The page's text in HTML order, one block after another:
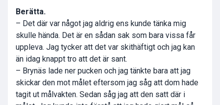
Berätta.
– Det där var något jag aldrig ens kunde tänka mig
skulle hända. Det är en sådan sak som bara vissa får
uppleva. Jag tycker att det var skithäftigt och jag kan
än idag knappt tro att det är sant.
– Brynäs lade ner pucken och jag tänkte bara att jag
skickar den mot målet eftersom jag såg att dom hade
tagit ut målvakten. Sedan såg jag att den satt där i